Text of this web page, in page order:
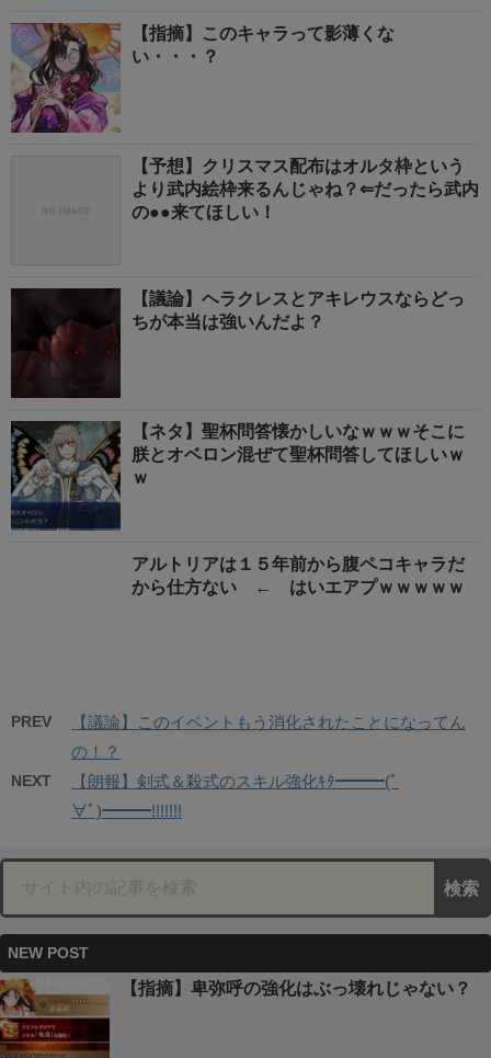
【指摘】このキャラって影薄くな
い・・・？
【予想】クリスマス配布はオルタ枠という
より武内絵枠来るんじゃね？⇐だったら武内
の●●来てほしい！
【議論】ヘラクレスとアキレウスならどっ
ちが本当は強いんだよ？
【ネタ】聖杯問答懐かしいなｗｗｗそこに
朕とオベロン混ぜて聖杯問答してほしいｗ
ｗ
アルトリアは１５年前から腹ペコキャラだ
から仕方ない ← はいエアプｗｗｗｗｗ
PREV
【議論】このイベントもう消化されたことになってん
の！？
NEXT
【朗報】剣式＆殺式のスキル強化ｷﾀ━━━(ﾟ
∀ﾟ)━━━!!!!!!!
NEW POST
【指摘】卑弥呼の強化はぶっ壊れじゃない？